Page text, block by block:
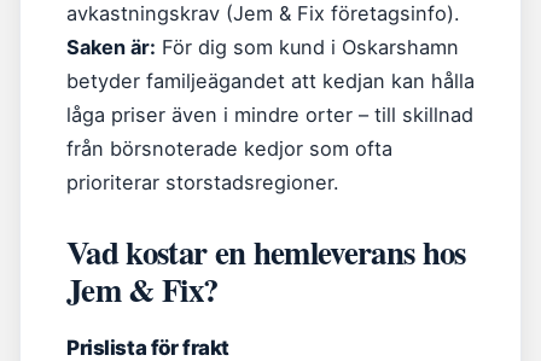
avkastningskrav (Jem & Fix företagsinfo).
Saken är: För dig som kund i Oskarshamn
betyder familjeägandet att kedjan kan hålla
låga priser även i mindre orter – till skillnad
från börsnoterade kedjor som ofta
prioriterar storstadsregioner.
Vad kostar en hemleverans hos
Jem & Fix?
Prislista för frakt